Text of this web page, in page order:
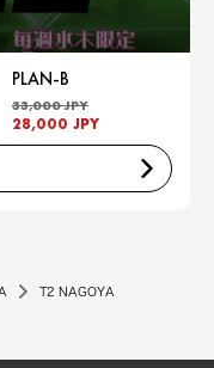
PLAN-B
33,000 JPY
28,000 JPY
T2 NAGOYA